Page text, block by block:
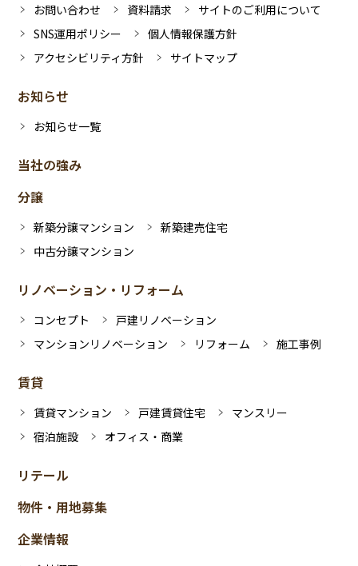
お問い合わせ 資料請求
サイトのご利用について
SNS運用ポリシー
個人情報保護方針
アクセシビリティ方針
サイトマップ
お知らせ
お知らせ一覧
当社の強み
分譲
新築分譲マンション
新築建売住宅
中古分譲マンション
リノベーション・リフォーム
コンセプト
戸建リノベーション
マンションリノベーション
リフォーム 施工事例
賃貸
賃貸マンション 戸建賃貸住宅
マンスリー
宿泊施設
オフィス・商業
リテール
物件・用地募集
企業情報